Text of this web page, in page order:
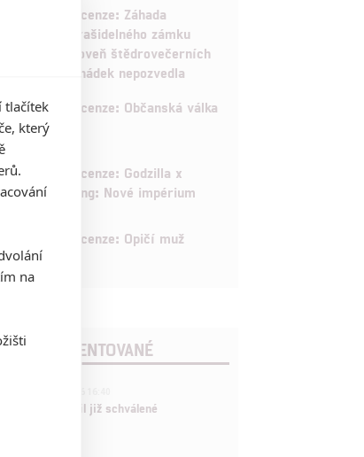
Recenze: Záhada
strašidelného zámku
úroveň štědrovečerních
pohádek nepozvedla
Recenze: Občanská válka
Recenze: Godzilla x
Kong: Nové impérium
Recenze: Opičí muž
KOMENTOVANÉ
nečekaně zrušil již schválené
tlačítek
který
na